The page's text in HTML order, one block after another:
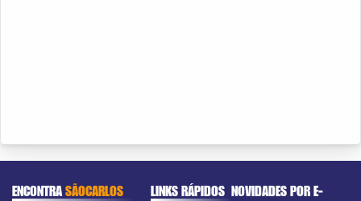
ENCONTRASÃOCARLOS LINKS RÁPIDOS NOVIDADES POR E-